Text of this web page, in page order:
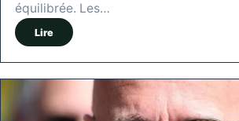
équilibrée. Les…
Lire